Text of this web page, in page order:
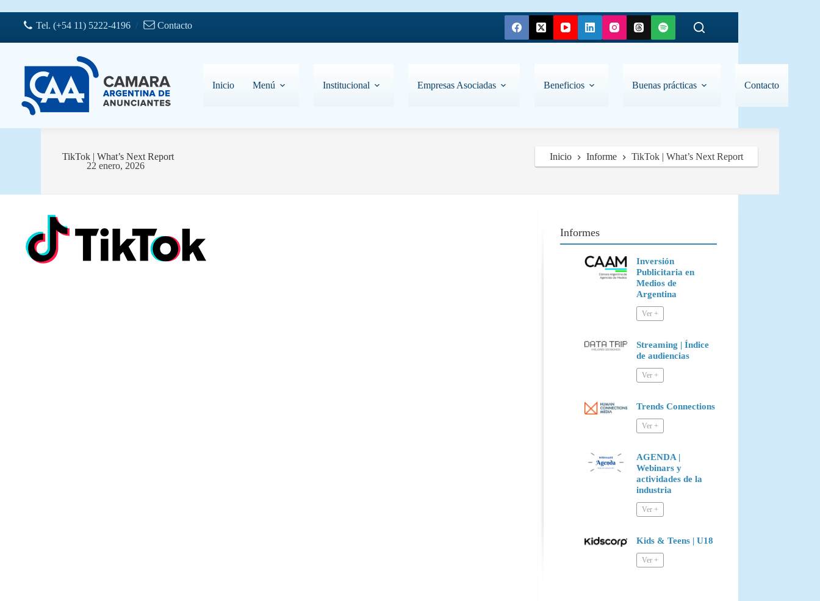
al
contenidoTel. (+54 11) 5222-4196/ Contacto
Inicio Menú Institucional Empresas Asociadas Beneficios Buenas prácticas Contacto
TikTok | What’s Next Report
22 enero, 2026
Inicio Informe TikTok | What’s Next Report
Informes
Inversión
Publicitaria en
Medios de
Argentina
Streaming | Índice
de audiencias
Trends Connections
AGENDA |
Webinars y
actividades de la
industria
Kids & Teens | U18